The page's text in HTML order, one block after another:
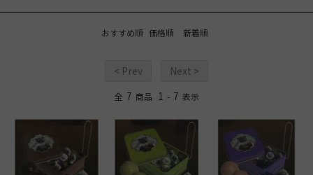
おすすめ順 価格順 新着順
< Prev Next >
全 7 商品 1 - 7 表示